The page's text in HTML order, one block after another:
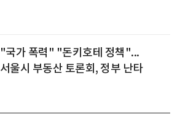
"국가 폭력" "돈키호테 정책"...
서울시 부동산 토론회, 정부 난타